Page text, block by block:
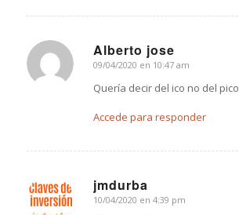
Alberto jose
Dice:
09/04/2020 en 10:47 am
Quería decir del ico no del pico
Accede para responder
jmdurba
Dice:
10/04/2020 en 4:39 pm